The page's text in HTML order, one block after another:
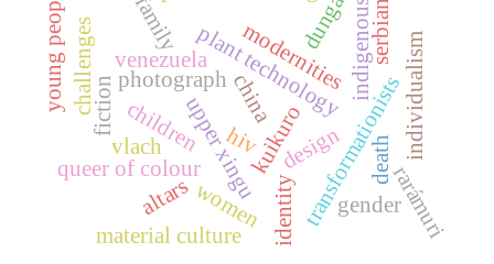
plant technology
upper xingu design
kuikuro
photograph transformationists
queer of colour
modernities
venezuela individualism
family
gender
children
women rarámuri
indigenous
identity
china
dungan
material culture
fiction
challenges
hiv
young people
vlach
serbian
death
altars